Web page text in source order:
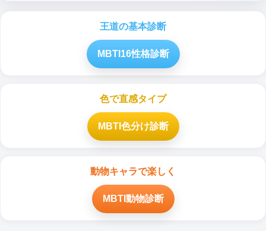
王道の基本診断
MBTI16性格診断
色で直感タイプ
MBTI色分け診断
動物キャラで楽しく
MBTI動物診断